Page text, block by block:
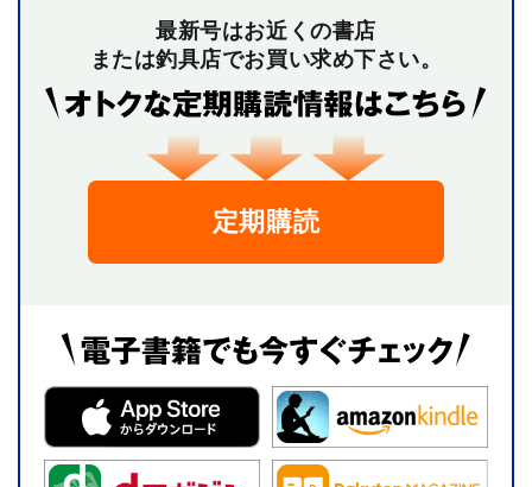
最新号はお近くの書店
または釣具店でお買い求め下さい。
定期購読